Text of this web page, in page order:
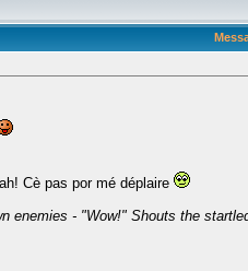
Cè pas por mé déplaire
enemies - "Wow!" Shouts the